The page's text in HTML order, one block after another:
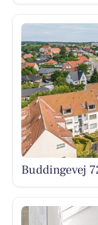
Buddingevej